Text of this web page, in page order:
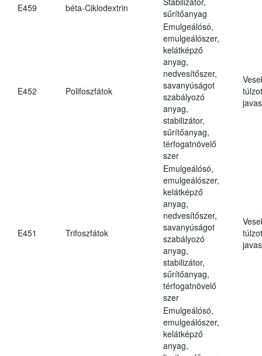
E459
béta-Ciklodextrin
sűrítőanyag
E452 Polifoszfátok
Emulgeálósó,
emulgeálószer,
kelátképző
anyag,
nedvesítőszer,
savanyúságot
szabályozó
anyag,
stabilizátor,
sűrítőanyag,
térfogatnövelő
szer
E451 Trifoszfátok
Emulgeálósó,
emulgeálószer,
kelátképző
anyag,
nedvesítőszer,
savanyúságot
szabályozó
anyag,
stabilizátor,
sűrítőanyag,
térfogatnövelő
szer
Emulgeálósó,
emulgeálószer,
kelátképző
anyag,